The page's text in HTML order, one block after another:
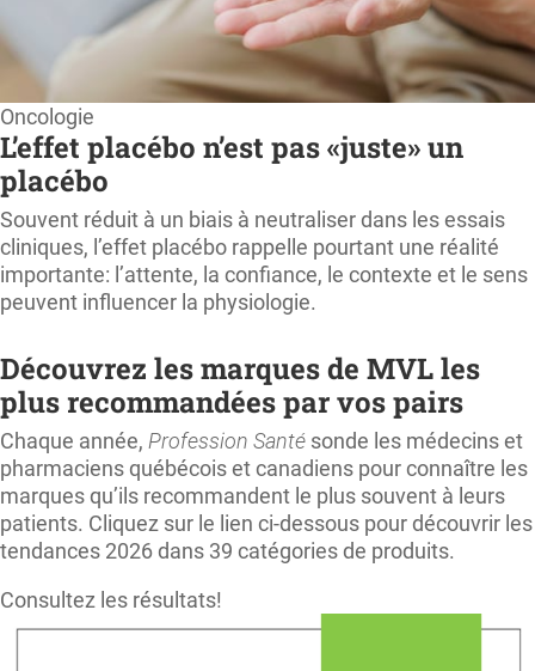
Oncologie
L’effet placébo n’est pas «juste» un
placébo
Souvent réduit à un biais à neutraliser dans les essais
cliniques, l’effet placébo rappelle pourtant une réalité
importante: l’attente, la confiance, le contexte et le sens
peuvent influencer la physiologie.
Découvrez les marques de MVL les
plus recommandées par vos pairs
Chaque année, Profession Santé sonde les médecins et
pharmaciens québécois et canadiens pour connaître les
marques qu’ils recommandent le plus souvent à leurs
patients. Cliquez sur le lien ci-dessous pour découvrir les
tendances 2026 dans 39 catégories de produits.
Consultez les résultats!